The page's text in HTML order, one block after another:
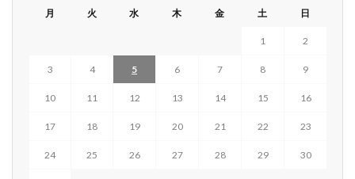
月 火 水 木 金 土 日
1 2
3 4 5 6 7 8 9
10 11 12 13 14 15 16
17 18 19 20 21 22 23
24 25 26 27 28 29 30